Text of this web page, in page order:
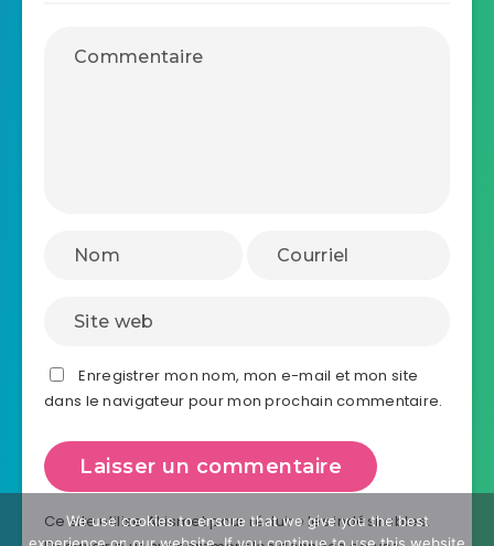
Enregistrer mon nom, mon e-mail et mon site
dans le navigateur pour mon prochain commentaire.
Ce site utilise Akismet pour réduire les indésirables.
We use cookies to ensure that we give you the best